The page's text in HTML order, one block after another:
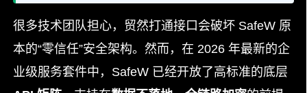
很多技术团队担心，贸然打通接口会破坏 SafeW 原
本的“零信任”安全架构。然而，在 2026 年最新的企
业级服务套件中，SafeW 已经开放了高标准的底层